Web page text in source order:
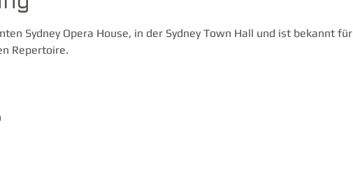
Sydney Opera House, in der Sydney Town Hall und ist bekannt für
Repertoire.